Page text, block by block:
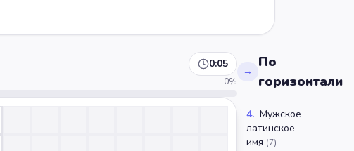
0:06
0%
→
По
горизонтали
4. Мужское
латинское
имя (7)